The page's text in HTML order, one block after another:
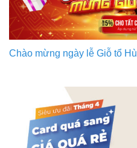
Chào mừng ngày lễ Giỗ tổ